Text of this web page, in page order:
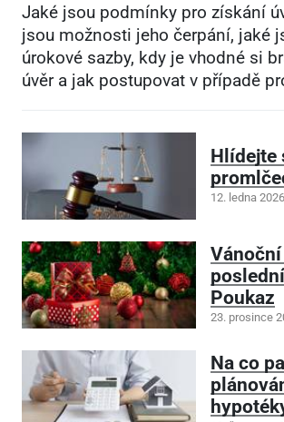
Jaké jsou podmínky pro získání
jsou možnosti jeho čerpání, jaké
úrokové sazby, kdy je vhodné si
úvěr a jak postupovat v případě
Hlídejte
12. ledna 2026
Poukaz
23. prosince
Na co